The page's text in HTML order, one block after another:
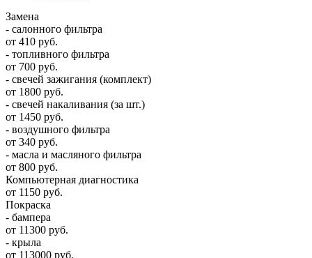
Замена
- салонного фильтра
от 410 руб.
- топливного фильтра
от 700 руб.
- свечей зажигания (комплект)
от 1800 руб.
- свечей накаливания (за шт.)
от 1450 руб.
- воздушного фильтра
от 340 руб.
- масла и масляного фильтра
от 800 руб.
Компьютерная диагностика
от 1150 руб.
Покраска
- бампера
от 11300 руб.
- крыла
от 113000 руб.